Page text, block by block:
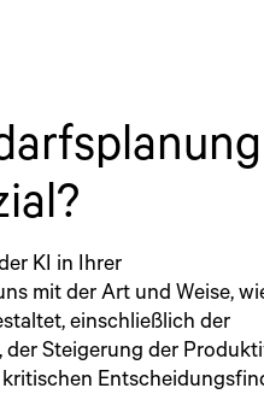
KI in Ihrer
mit der Art und Weise,
einschließlich der
Steigerung der